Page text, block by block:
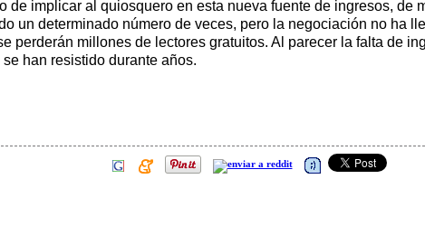
de implicar al quiosquero en esta nueva fuente de ingresos, de
un determinado número de veces, pero la negociación no ha
perderán millones de lectores gratuitos. Al parecer la falta de
han resistido durante años.